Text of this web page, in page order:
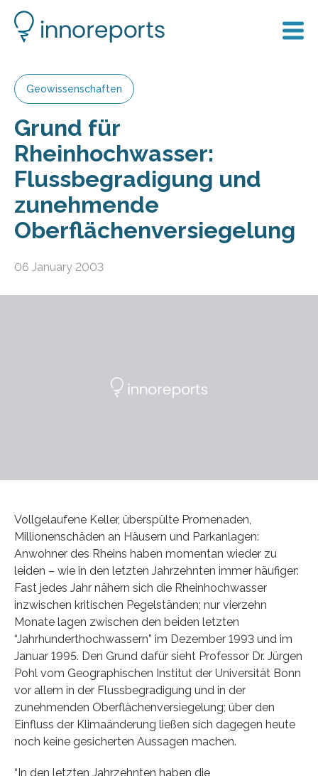
Geowissenschaften
Grund für
Rheinhochwasser:
Flussbegradigung und
zunehmende
Oberflächenversiegelung
06 January 2003
Vollgelaufene Keller, überspülte Promenaden,
Millionenschäden an Häusern und Parkanlagen:
Anwohner des Rheins haben momentan wieder zu
leiden – wie in den letzten Jahrzehnten immer häufiger:
Fast jedes Jahr nähern sich die Rheinhochwasser
inzwischen kritischen Pegelständen; nur vierzehn
Monate lagen zwischen den beiden letzten
“Jahrhunderthochwassern” im Dezember 1993 und im
Januar 1995. Den Grund dafür sieht Professor Dr. Jürgen
Pohl vom Geographischen Institut der Universität Bonn
vor allem in der Flussbegradigung und in der
zunehmenden Oberflächenversiegelung; über den
Einfluss der Klimaänderung ließen sich dagegen heute
noch keine gesicherten Aussagen machen.
“In den letzten Jahrzehnten haben die